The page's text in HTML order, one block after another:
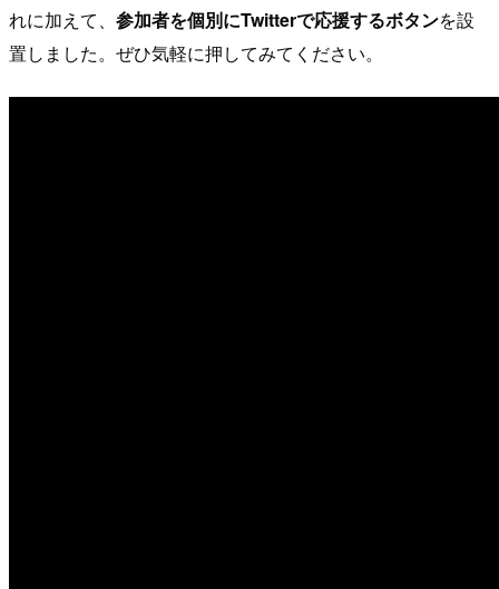
れに加えて、 参加者を個別にTwitterで応援するボタンを設
置しました。ぜひ気軽に押してみてください。